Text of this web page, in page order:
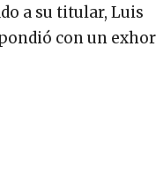
a su titular, Luis
con un